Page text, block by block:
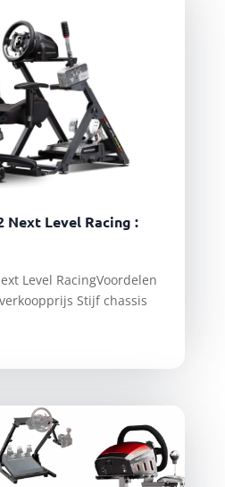
Next Level Racing :
Level RacingVoordelen
Stijf chassis